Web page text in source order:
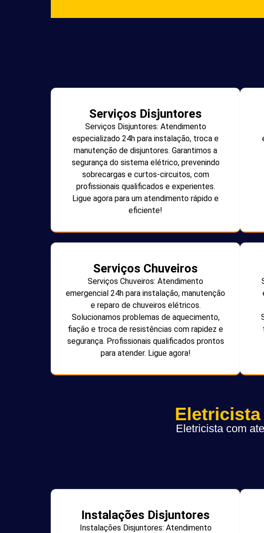
Serviços Disjuntores
Serviços Disjuntores: Atendimento
especializado 24h para instalação, troca e
manutenção de disjuntores. Garantimos a
segurança do sistema elétrico, prevenindo
sobrecargas e curtos-circuitos, com
profissionais qualificados e experientes.
Ligue agora para um atendimento rápido e
eficiente!
Serviços Chuveiros
Serviços Chuveiros: Atendimento
emergencial 24h para instalação, manutenção
e reparo de chuveiros elétricos.
Solucionamos problemas de aquecimento,
fiação e troca de resistências com rapidez e
segurança. Profissionais qualificados prontos
para atender. Ligue agora!
Eletricista
Eletricista com
Instalações Disjuntores
Instalações Disjuntores: Atendimento